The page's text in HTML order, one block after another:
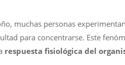
muchas personas
para concentrarse. Este
respuesta fisiológica del